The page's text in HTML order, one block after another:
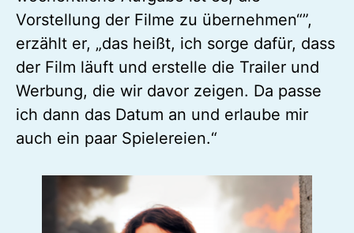
Vorstellung der Filme zu übernehmen“”,
erzählt er, „das heißt, ich sorge dafür, dass
der Film läuft und erstelle die Trailer und
Werbung, die wir davor zeigen. Da passe
ich dann das Datum an und erlaube mir
auch ein paar Spielereien.“